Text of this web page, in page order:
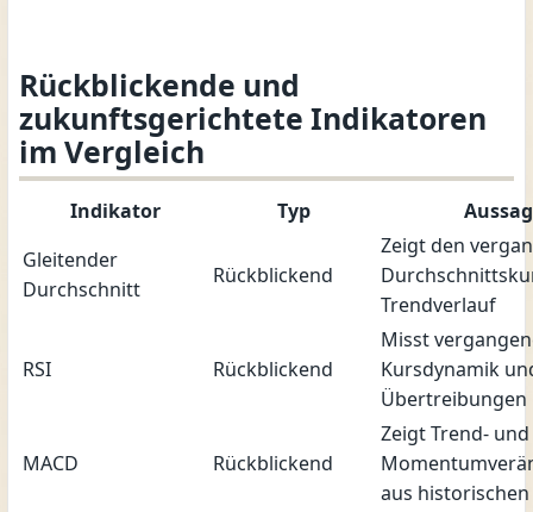
Rückblickende und
zukunftsgerichtete Indikatoren
im Vergleich
Indikator Typ
Gleitender
Durchschnitt
Rückblickend
Zeigt den
Trendverlauf
RSI Rückblickend
Misst
Kursdynamik
Übertreibungen
MACD Rückblickend
Zeigt Trend- und
aus